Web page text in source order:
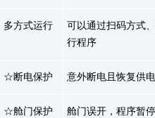
多方式运行
可以通过扫码方式
行程序
☆断电保护 意外断电且恢复供
☆舱门保护 舱门误开，程序暂